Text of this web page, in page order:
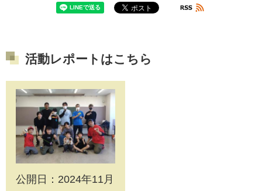
活動レポートはこちら
公開日：2024年11月